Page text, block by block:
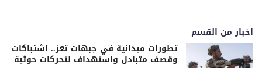
اخبار من القسم
تطورات ميدانية في جبهات تعز.. اشتباكات
وقصف متبادل واستهداف لتحركات حوثية